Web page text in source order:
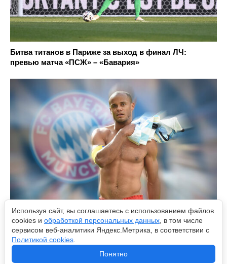
Битва титанов в Париже за выход в финал ЛЧ:
превью матча «ПСЖ» – «Бавария»
Венсан Компани – в «Баварии»! Мюнхенцы отчаялись
найти приличного тренера
Используя сайт, вы соглашаетесь с использованием файлов
cookies и обработкой персональных данных , в том числе
сервисом веб-аналитики Яндекс.Метрика, в соответствии с
Политикой cookies
Понятно